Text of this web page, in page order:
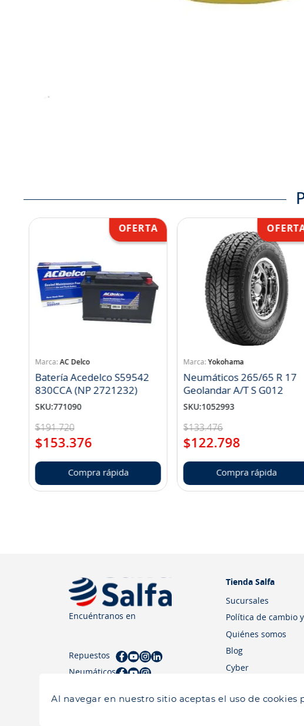
Al navegar en nuestro sitio aceptas el uso de cookies
AC Delco
Batería Acedelco S59542
830CCA (NP 2721232)
SKU:771090
$191.720
$153.376
Compra rápida
Yokohama
Neumáticos 265/65 R 17
Geolandar A/T S G012
SKU:1052993
$133.476
$122.798
Compra rápida
Encuéntranos en
Repuestos
Neumáticos
Tienda Salfa
Sucursales
Política de cambio
Quiénes somos
Blog
Cyber